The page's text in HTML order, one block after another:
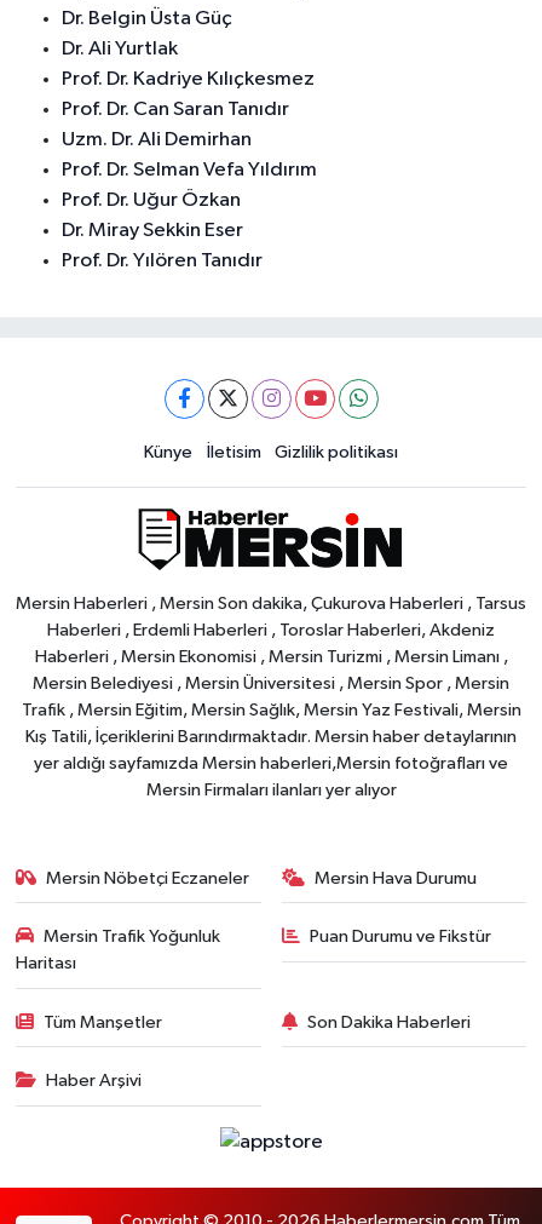
Dr. Belgin Üsta Güç
Dr. Ali Yurtlak
Prof. Dr. Kadriye Kılıçkesmez
Prof. Dr. Can Saran Tanıdır
Uzm. Dr. Ali Demirhan
Prof. Dr. Selman Vefa Yıldırım
Prof. Dr. Uğur Özkan
Dr. Miray Sekkin Eser
Prof. Dr. Yılören Tanıdır
Künye İletisim Gizlilik politikası
Mersin Haberleri , Mersin Son dakika, Çukurova Haberleri , Tarsus
Haberleri , Erdemli Haberleri , Toroslar Haberleri, Akdeniz
Haberleri , Mersin Ekonomisi , Mersin Turizmi , Mersin Limanı ,
Mersin Belediyesi , Mersin Üniversitesi , Mersin Spor , Mersin
Trafik , Mersin Eğitim, Mersin Sağlık, Mersin Yaz Festivali, Mersin
Kış Tatili, İçeriklerini Barındırmaktadır. Mersin haber detaylarının
yer aldığı sayfamızda Mersin haberleri,Mersin fotoğrafları ve
Mersin Firmaları ilanları yer alıyor
Mersin Nöbetçi Eczaneler Mersin Hava Durumu
Mersin Trafik Yoğunluk
Haritası
Puan Durumu ve Fikstür
Tüm Manşetler Son Dakika Haberleri
Haber Arşivi